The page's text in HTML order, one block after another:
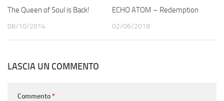
The Queen of Soul is Back!
08/10/2014
ECHO ATOM – Redemption
02/06/2018
LASCIA UN COMMENTO
Commento*